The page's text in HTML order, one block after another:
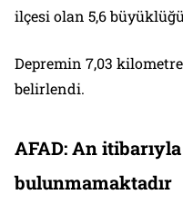
ilçesi olan 5,6
Depremin 7,03
belirlendi.
AFAD: An
bulunmamaktadır